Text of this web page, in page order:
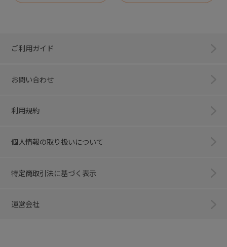
ご利用ガイド
お問い合わせ
利用規約
個人情報の取り扱いについて
特定商取引法に基づく表示
運営会社